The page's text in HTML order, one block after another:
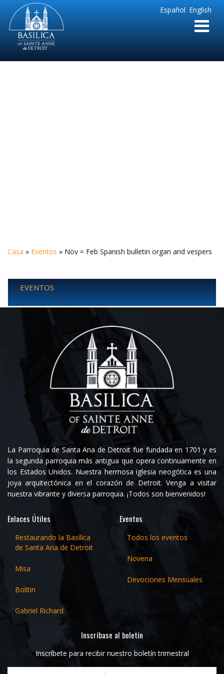
English
Español
Sainte
Anne
Parish
de
Casa » Eventos » Nov = Feb Spanish bulletin organ and vespers
EVENTOS
La Parroquia de Santa Ana de Detroit fue fundada en 1701 y es
la segunda parroquia más antigua que opera continuamente en
los Estados Unidos. Nuestra hermosa iglesia neogótica es una
joya arquitectónica en el corazón de Detroit. Venga a visitar
nuestra vibrante y diversa parroquia. ¡Todos son bienvenidos!
Enlaces Útiles
Restaurando la Basílica
de Santa Ana de Detroit
Misa
Bolitin
Gabriel Richard
Eventos
Todos los eventos
Novena
Devociones Mensuales
Inscríbase al boletín
Inscríbete para recibir nuestro boletín trimestral